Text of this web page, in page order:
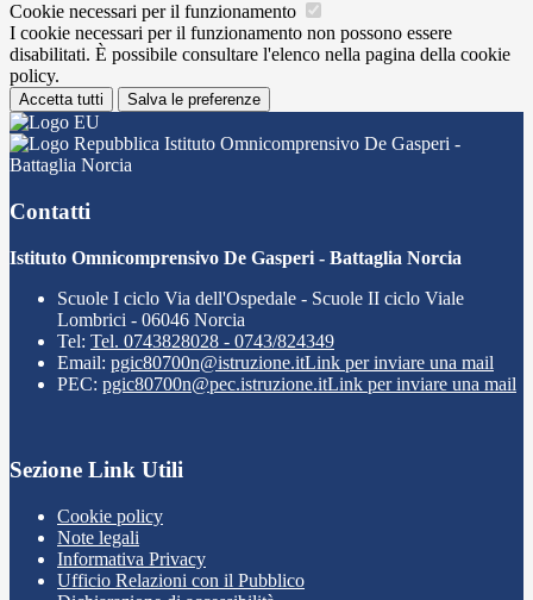
Cookie necessari per il funzionamento
I cookie necessari per il funzionamento non possono essere
disabilitati. È possibile consultare l'elenco nella pagina della cookie
policy.
Accetta tutti Salva le preferenze
Istituto Omnicomprensivo De Gasperi -
Battaglia Norcia
Contatti
Istituto Omnicomprensivo De Gasperi - Battaglia Norcia
Scuole I ciclo Via dell'Ospedale - Scuole II ciclo Viale
Lombrici - 06046 Norcia
Tel: Tel. 0743828028 - 0743/824349
Email: pgic80700n@istruzione.itLink per inviare una mail
PEC: pgic80700n@pec.istruzione.itLink per inviare una mail
Sezione Link Utili
Cookie policy
Note legali
Informativa Privacy
Ufficio Relazioni con il Pubblico